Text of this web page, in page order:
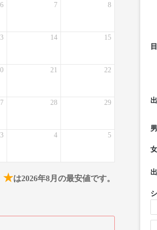
6 7 8
14 15
21 22
28 29
3 4 5
★は2026年8月の最安値です。